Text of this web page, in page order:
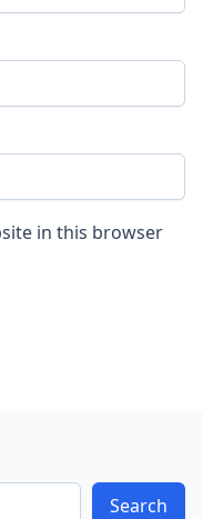
in this browser
Search